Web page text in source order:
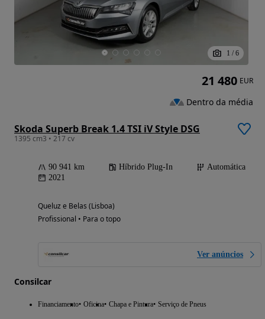
1 / 6
Skoda Superb Break 1.4 TSI iV Style DSG
1395 cm3 • 217 cv
90 941 km Híbrido Plug-In
Automática
2021
Queluz e Belas (Lisboa)
Profissional • Para o topo
Ver anúncios
Consilcar
Financiamento Oficina Chapa e Pintura Serviço de Pneus
21 480 EUR
Dentro da média